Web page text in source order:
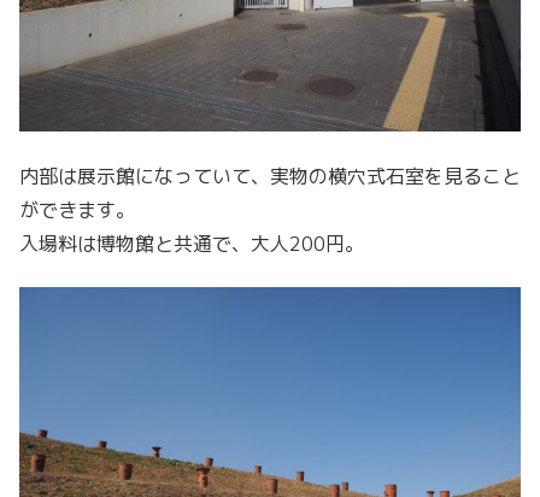
内部は展示館になっていて、実物の横穴式石室を見ること
ができます。
入場料は博物館と共通で、大人200円。